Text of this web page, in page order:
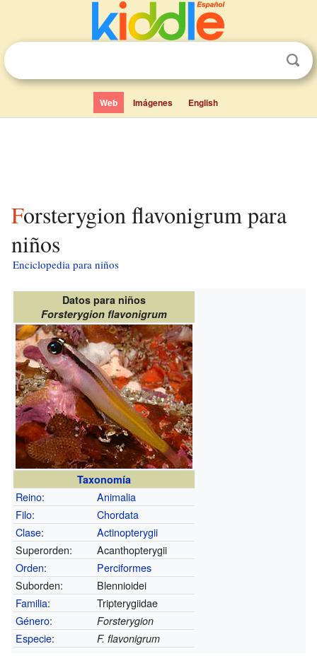
Web Imágenes English
Forsterygion flavonigrum para
niños
Enciclopedia para niños
Datos para niños
Forsterygion flavonigrum
Taxonomía
Reino:
Animalia
Filo:
Chordata
Clase:
Actinopterygii
Superorden:
Acanthopterygii
Orden:
Perciformes
Suborden:
Blennioidei
Familia:
Tripterygiidae
Género: Forsterygion
Especie: F. flavonigrum